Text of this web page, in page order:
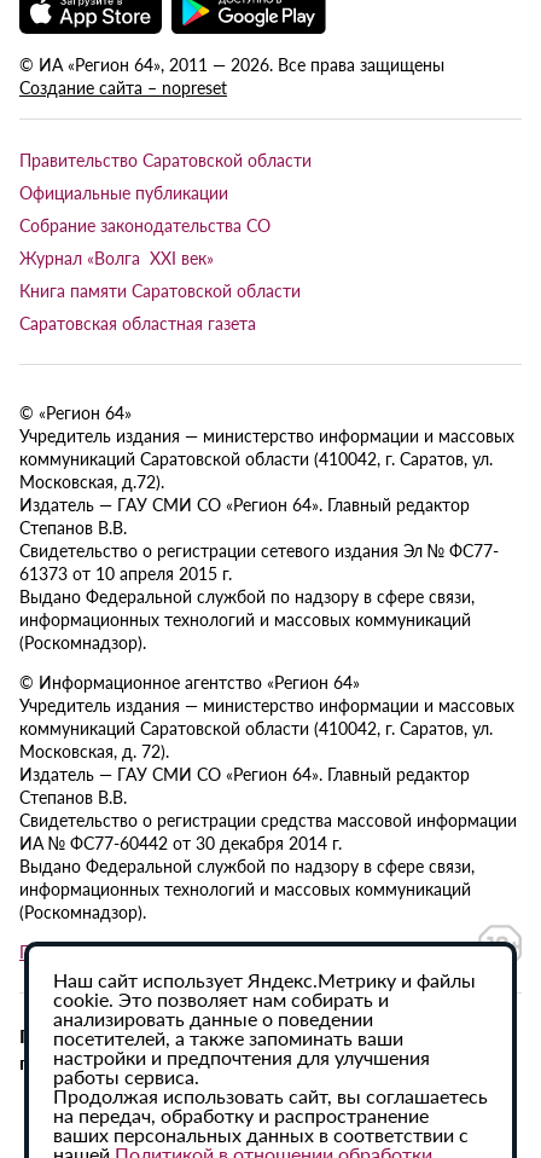
© ИА «Регион 64», 2011 — 2026. Все права защищены
Создание сайта – nopreset
Правительство Саратовской области
Официальные публикации
Собрание законодательства СО
Журнал «Волга XXI век»
Книга памяти Саратовской области
Саратовская областная газета
© «Регион 64»
Учредитель издания — министерство информации и массовых
коммуникаций Саратовской области (410042, г. Саратов, ул.
Московская, д.72).
Издатель — ГАУ СМИ СО «Регион 64». Главный редактор
Степанов В.В.
Свидетельство о регистрации сетевого издания Эл № ФС77-
61373 от 10 апреля 2015 г.
Выдано Федеральной службой по надзору в сфере связи,
информационных технологий и массовых коммуникаций
(Роскомнадзор).
© Информационное агентство «Регион 64»
Учредитель издания — министерство информации и массовых
коммуникаций Саратовской области (410042, г. Саратов, ул.
Московская, д. 72).
Издатель — ГАУ СМИ СО «Регион 64». Главный редактор
Степанов В.В.
Свидетельство о регистрации средства массовой информации
ИА № ФС77-60442 от 30 декабря 2014 г.
Выдано Федеральной службой по надзору в сфере связи,
информационных технологий и массовых коммуникаций
(Роскомнадзор).
Политика в отношении обработки персональных данных
При использовании материалов сайта активная
гиперссылка на ИА «Регион 64» обязательна.
Наш сайт использует Яндекс.Метрику и файлы
cookie. Это позволяет нам собирать и
анализировать данные о поведении
посетителей, а также запоминать ваши
настройки и предпочтения для улучшения
работы сервиса.
Продолжая использовать сайт, вы соглашаетесь
на передач, обработку и распространение
ваших персональных данных в соответствии с